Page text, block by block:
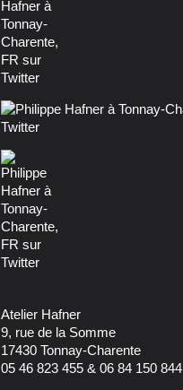
Atelier Hafner
9, rue de la Somme
17430 Tonnay-Charente
05 46 823 455 & 06 84 150 844